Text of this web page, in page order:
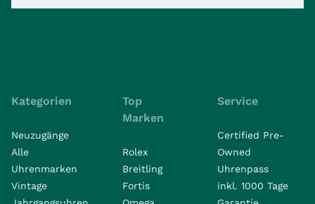
Kategorien
Neuzugänge
Alle
Uhrenmarken
Vintage
Top
Marken
Rolex
Breitling
Fortis
Service
Certified Pre-
Owned
Uhrenpass
inkl. 1000 Tage